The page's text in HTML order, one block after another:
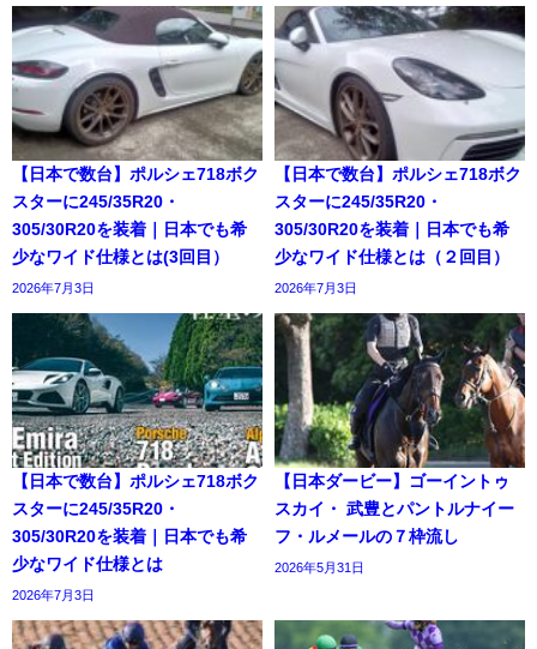
【日本で数台】ポルシェ718ボク
スターに245/35R20・
305/30R20を装着｜日本でも希
少なワイド仕様とは(3回目）
2026年7月3日
【日本で数台】ポルシェ718ボク
スターに245/35R20・
305/30R20を装着｜日本でも希
少なワイド仕様とは（２回目）
2026年7月3日
【日本で数台】ポルシェ718ボク
スターに245/35R20・
305/30R20を装着｜日本でも希
少なワイド仕様とは
2026年7月3日
【日本ダービー】ゴーイントゥ
スカイ・ 武豊とパントルナイー
フ・ルメールの７枠流し
2026年5月31日